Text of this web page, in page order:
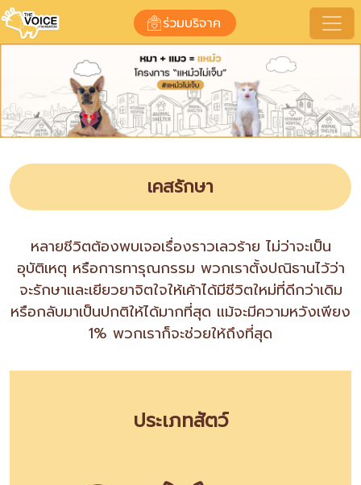
เคสรักษา
ร่วมบริจาค
เคสรักษา
หลายชีวิตต้องพบเจอเรื่องราวเลวร้าย ไม่ว่าจะเป็น
อุบัติเหตุ หรือการทารุณกรรม พวกเราตั้งปณิธานไว้ว่า
จะรักษาและเยียวยาจิตใจให้เค้าได้มีชีวิตใหม่ที่ดีกว่าเดิม
หรือกลับมาเป็นปกติให้ได้มากที่สุด แม้จะมีความหวังเพียง
1% พวกเราก็จะช่วยให้ถึงที่สุด
ประเภทสัตว์